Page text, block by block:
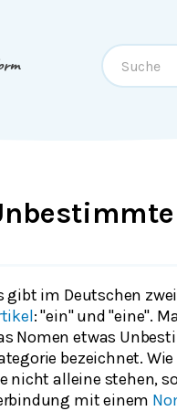
gibt im Deutschen
: "ein" und "eine".
Nomen etwas
bezeichnet.
nicht alleine stehen,
mit einem